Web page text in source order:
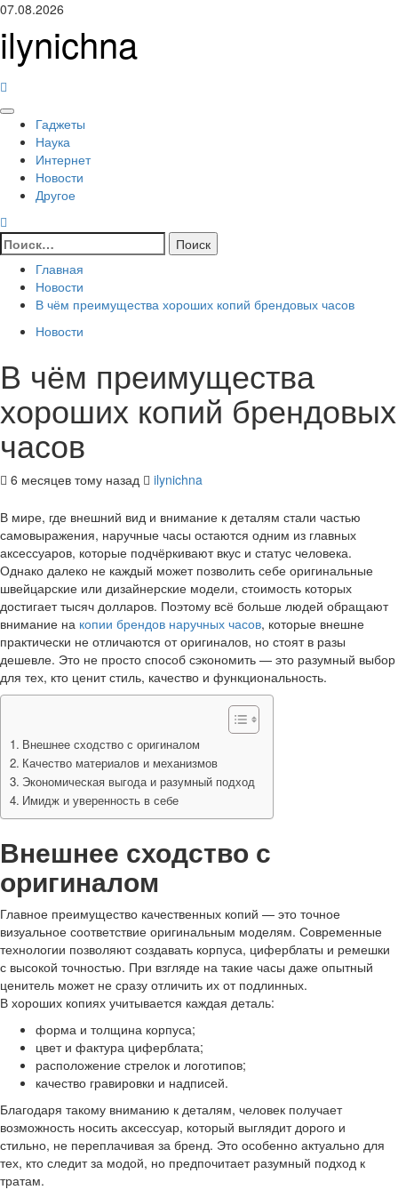
Перейти
содержимому
07.08.2026
ilynichna
Основное
меню
Гаджеты
Наука
Интернет
Новости
Другое
Найти:
Главная
Новости
В чём преимущества хороших копий брендовых часов
Новости
В чём преимущества
хороших копий брендовых
часов
6 месяцев тому назад ilynichna
В мире, где внешний вид и внимание к деталям стали частью
самовыражения, наручные часы остаются одним из главных
аксессуаров, которые подчёркивают вкус и статус человека.
Однако далеко не каждый может позволить себе оригинальные
швейцарские или дизайнерские модели, стоимость которых
достигает тысяч долларов. Поэтому всё больше людей обращают
внимание на копии брендов наручных часов, которые внешне
практически не отличаются от оригиналов, но стоят в разы
дешевле. Это не просто способ сэкономить — это разумный выбор
для тех, кто ценит стиль, качество и функциональность.
Внешнее сходство с оригиналом
Качество материалов и механизмов
Экономическая выгода и разумный подход
Имидж и уверенность в себе
Внешнее сходство с
оригиналом
Главное преимущество качественных копий — это точное
визуальное соответствие оригинальным моделям. Современные
технологии позволяют создавать корпуса, циферблаты и ремешки
с высокой точностью. При взгляде на такие часы даже опытный
ценитель может не сразу отличить их от подлинных.
В хороших копиях учитывается каждая деталь:
форма и толщина корпуса;
цвет и фактура циферблата;
расположение стрелок и логотипов;
качество гравировки и надписей.
Благодаря такому вниманию к деталям, человек получает
возможность носить аксессуар, который выглядит дорого и
стильно, не переплачивая за бренд. Это особенно актуально для
тех, кто следит за модой, но предпочитает разумный подход к
тратам.